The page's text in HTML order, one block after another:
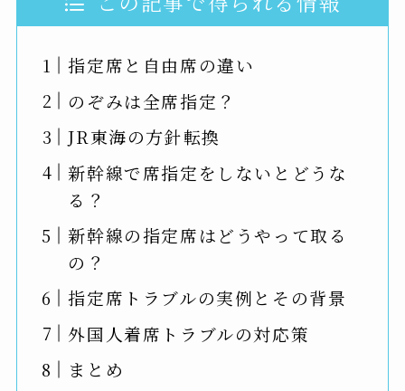
指定席と自由席の違い
のぞみは全席指定？
JR東海の方針転換
新幹線で席指定をしないとどうな
る？
新幹線の指定席はどうやって取る
の？
指定席トラブルの実例とその背景
外国人着席トラブルの対応策
まとめ